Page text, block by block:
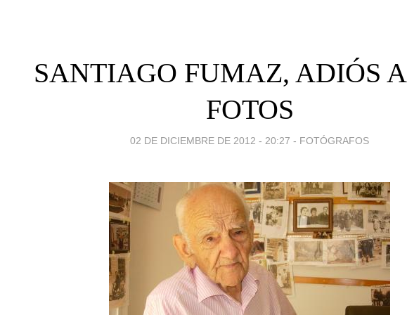
SANTIAGO FUMAZ, ADIÓS
FOTOS
02 DE DICIEMBRE DE 2012 - 20:27 - FOTÓGRAFOS